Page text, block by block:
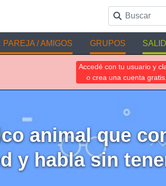
/ AMIGOS GRUPOS
Accedé con tu usuario y
o crea una cuenta gratis.
animal que
y habla sin